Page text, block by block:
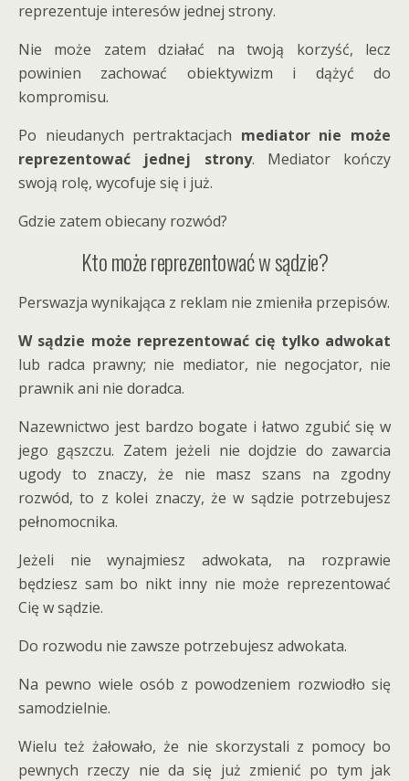
reprezentuje interesów jednej strony.
Nie może zatem działać na twoją korzyść, lecz
powinien zachować obiektywizm i dążyć do
kompromisu.
Po nieudanych pertraktacjach mediator nie może
reprezentować jednej strony. Mediator kończy
swoją rolę, wycofuje się i już.
Gdzie zatem obiecany rozwód?
Kto może reprezentować w sądzie?
Perswazja wynikająca z reklam nie zmieniła przepisów.
W sądzie może reprezentować cię tylko adwokat
lub radca prawny; nie mediator, nie negocjator, nie
prawnik ani nie doradca.
Nazewnictwo jest bardzo bogate i łatwo zgubić się w
jego gąszczu. Zatem jeżeli nie dojdzie do zawarcia
ugody to znaczy, że nie masz szans na zgodny
rozwód, to z kolei znaczy, że w sądzie potrzebujesz
pełnomocnika.
Jeżeli nie wynajmiesz adwokata, na rozprawie
będziesz sam bo nikt inny nie może reprezentować
Cię w sądzie.
Do rozwodu nie zawsze potrzebujesz adwokata.
Na pewno wiele osób z powodzeniem rozwiodło się
samodzielnie.
Wielu też żałowało, że nie skorzystali z pomocy bo
pewnych rzeczy nie da się już zmienić po tym jak